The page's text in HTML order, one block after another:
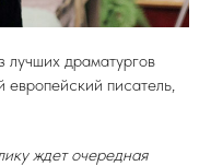
драматургов
писатель,
ждет очередная